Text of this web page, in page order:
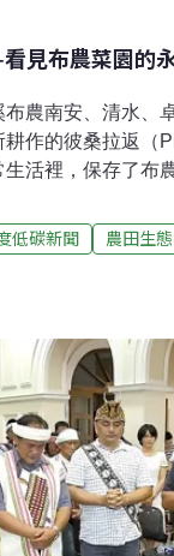
見布農菜園的
農南安、清水、
作的彼桑拉返（
活裡，保存了布
布農族人，盤點
年輕族人向長輩
農活動與接待遊
主題，於林業保
山」。復育古老
透過布農族拼布
，並展出部落長者
低碳新聞 農田生